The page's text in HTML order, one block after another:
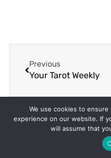
Previous
Your Tarot Weekly
We use cookies to
experience on our website. If
will assume that